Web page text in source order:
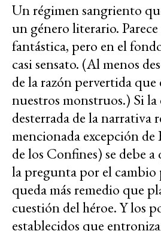
Un régimen sangriento
un género literario.
fantástica, pero en el
casi sensato. (Al menos
de la razón pervertida
nuestros monstruos.) Si la
desterrada de la narrativa
mencionada excepción de
de los Confines) se debe a
la pregunta por el cambio
queda más remedio que
cuestión del héroe. Y los
establecidos que